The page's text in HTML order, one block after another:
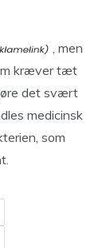
, men
kræver tæt
det svært
medicinsk
som